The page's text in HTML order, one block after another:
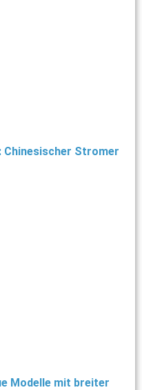
Chinesischer Stromer
Modelle mit breiter